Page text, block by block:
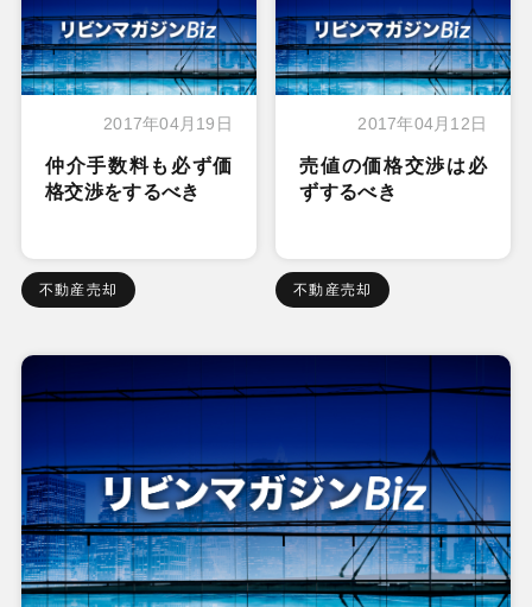
2017年04月19日
仲介手数料も必ず価
格交渉をするべき
不動産売却
2017年04月12日
売値の価格交渉は必
ずするべき
不動産売却